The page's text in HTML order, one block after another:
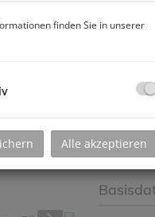
Kaufpreis:
des KP
finden Sie in unserer
Alle akzeptieren